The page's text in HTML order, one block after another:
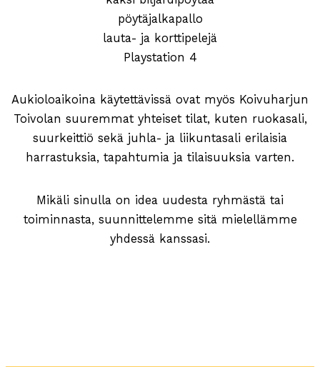
pöytäjalkapallo
lauta- ja korttipelejä
Playstation 4
Aukioloaikoina käytettävissä ovat myös Koivuharjun
Toivolan suuremmat yhteiset tilat, kuten ruokasali,
suurkeittiö sekä juhla- ja liikuntasali erilaisia
harrastuksia, tapahtumia ja tilaisuuksia varten.
Mikäli sinulla on idea uudesta ryhmästä tai
toiminnasta, suunnittelemme sitä mielellämme
yhdessä kanssasi.